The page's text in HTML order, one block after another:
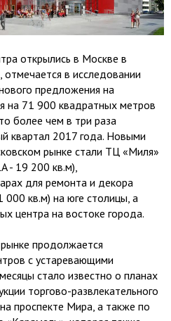
открылись в Москве в
в исследовании
предложения на
на 71 900 квадратных метров
более чем в три раза
квартал 2017 года. Новыми
рынке стали ТЦ «Миля»
- 19 200 кв.м),
для ремонта и декора
кв.м) на юге столицы, а
центра на востоке города.
продолжается
с устаревающими
стало известно о планах
торгово-развлекательного
проспекте Мира, а также по